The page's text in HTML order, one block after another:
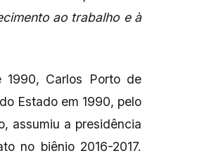
ao trabalho e à
1990, Carlos Porto de
Estado em 1990, pelo
assumiu a presidência
no biênio 2016-2017.